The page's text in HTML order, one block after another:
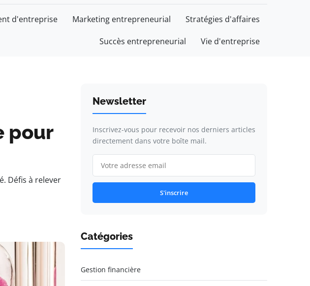
d'entreprise Marketing entrepreneurial Stratégies d'affaires
Succès entrepreneurial Vie d'entreprise
pour
Défis à relever
Newsletter
Inscrivez-vous pour recevoir nos derniers articles
directement dans votre boîte mail.
S'inscrire
Catégories
Gestion financière